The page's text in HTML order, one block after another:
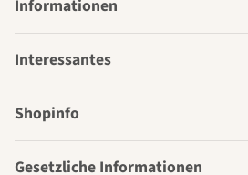
Informationen
Interessantes
Shopinfo
Gesetzliche Informationen